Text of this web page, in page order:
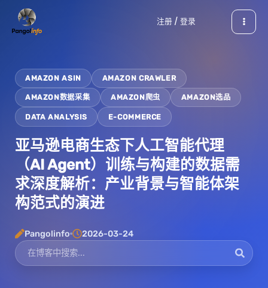
注册 / 登录
AMAZON ASIN AMAZON CRAWLER
AMAZON数据采集 AMAZON爬虫 AMAZON选品
DATA ANALYSIS E-COMMERCE
亚马逊电商生态下人工智能代理
（AI Agent）训练与构建的数据需
求深度解析：产业背景与智能体架
构范式的演进
Pangolinfo 2026-03-24